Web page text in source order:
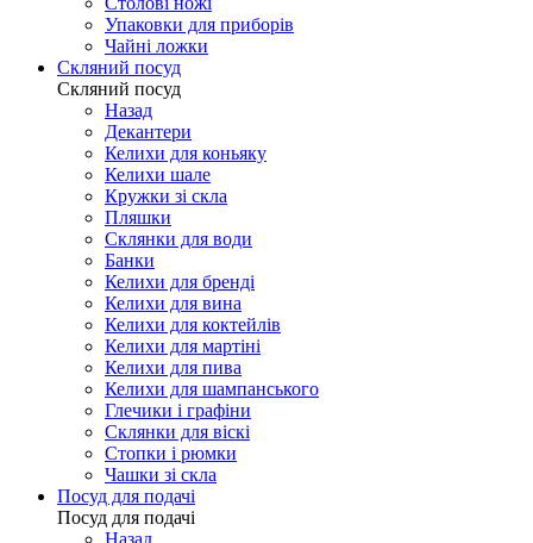
Упаковки для приборів
Чайні ложки
Скляний посуд
Скляний посуд
Назад
Декантери
Келихи для коньяку
Келихи шале
Кружки зі скла
Пляшки
Склянки для води
Банки
Келихи для бренді
Келихи для вина
Келихи для коктейлів
Келихи для мартіні
Келихи для пива
Келихи для шампанського
Глечики і графіни
Склянки для віскі
Стопки і рюмки
Чашки зі скла
Посуд для подачі
Посуд для подачі
Назад